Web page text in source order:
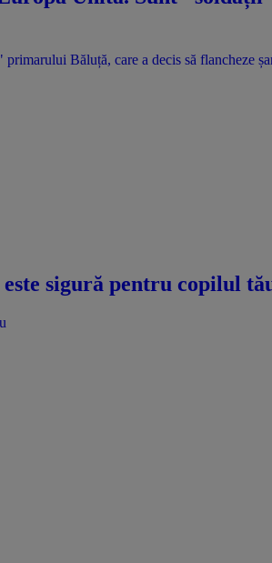
sigură pentru copilul